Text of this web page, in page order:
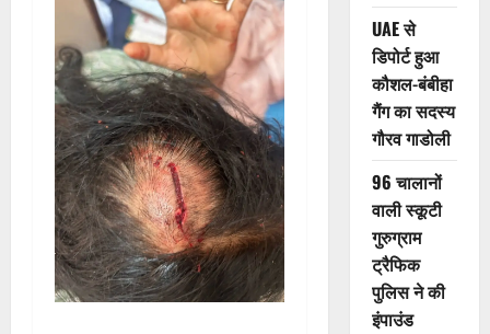
UAE से
डिपोर्ट हुआ
कौशल-बंबीहा
गैंग का सदस्य
गौरव गाडोली
96 चालानों
वाली स्कूटी
गुरुग्राम
ट्रैफिक
पुलिस ने की
इंपाउंड